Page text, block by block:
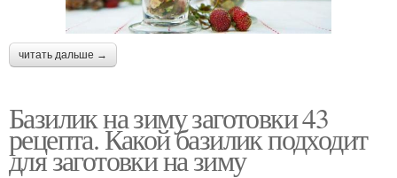
читать дальше →
Базилик на зиму заготовки 43
рецепта. Какой базилик подходит
для заготовки на зиму